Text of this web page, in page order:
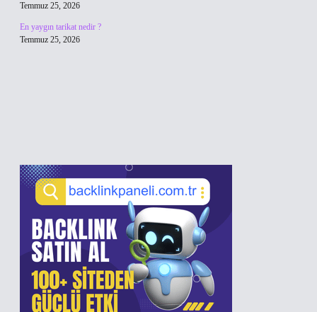
Temmuz 25, 2026
En yaygın tarikat nedir ?
Temmuz 25, 2026